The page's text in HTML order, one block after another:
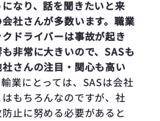
なり、話を聞きたいと来
社さんが多数います。職業
ドライバーは事故が起き
非常に大きいので、SASも
さんの注目・関心も高い
業にとっては、SASは会社
もちろんなのですが、社
止に努める必要があると